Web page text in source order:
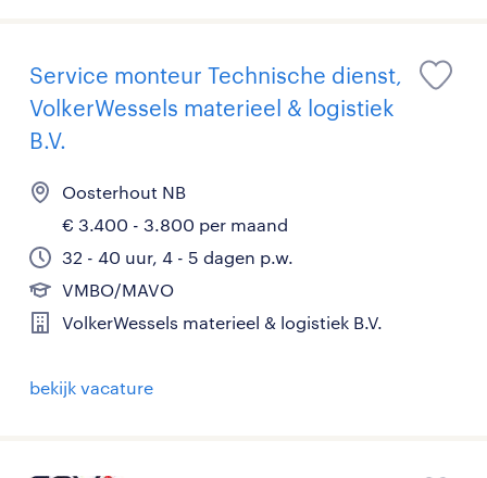
Service monteur Technische dienst,
VolkerWessels materieel & logistiek
B.V.
Oosterhout NB
€ 3.400 - 3.800 per maand
32 - 40 uur, 4 - 5 dagen p.w.
VMBO/MAVO
VolkerWessels materieel & logistiek B.V.
bekijk vacature